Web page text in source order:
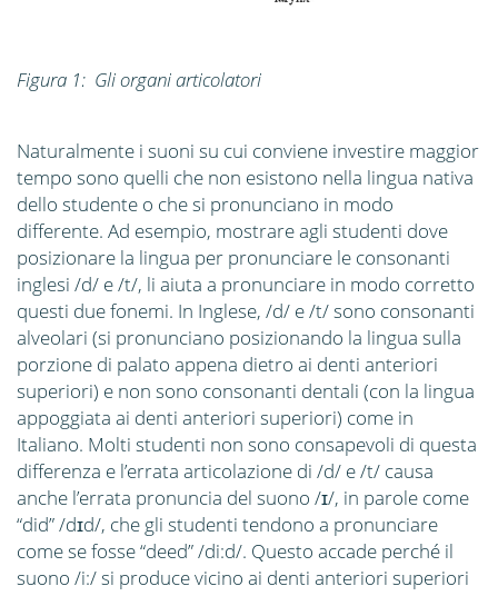
Figura 1: Gli organi articolatori
Naturalmente i suoni su cui conviene investire maggior
tempo sono quelli che non esistono nella lingua nativa
dello studente o che si pronunciano in modo
differente. Ad esempio, mostrare agli studenti dove
posizionare la lingua per pronunciare le consonanti
inglesi /d/ e /t/, li aiuta a pronunciare in modo corretto
questi due fonemi. In Inglese, /d/ e /t/ sono consonanti
alveolari (si pronunciano posizionando la lingua sulla
porzione di palato appena dietro ai denti anteriori
superiori) e non sono consonanti dentali (con la lingua
appoggiata ai denti anteriori superiori) come in
Italiano. Molti studenti non sono consapevoli di questa
differenza e l’errata articolazione di /d/ e /t/ causa
anche l’errata pronuncia del suono /ɪ/, in parole come
“did” /dɪd/, che gli studenti tendono a pronunciare
come se fosse “deed” /di:d/. Questo accade perché il
suono /i:/ si produce vicino ai denti anteriori superiori